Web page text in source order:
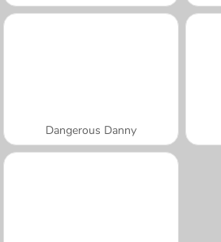
Dangerous Danny